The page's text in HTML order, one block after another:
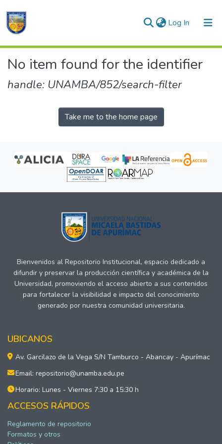
Log In (current)
Communities & Collections
No item found for the identifier
handle: UNAMBA/852/search-filter
Take me to the home page
Bienvenidos al Repositorio Institucional, espacio dedicado a
difundir y preservar la producción científica y académica de la
Universidad, promoviendo el acceso abierto a sus contenidos
para fortalecer la visibilidad e impacto del conocimiento
generado por nuestra comunidad universitaria.
UBICANOS
Av. Garcilazo de la Vega S/N Tamburco - Abancay - Apurímac
Email: repositorio@unamba.edu.pe
Horario: Lunes - Viernes 7:30 a 15:30 h
ACCESOS RÁPIDOS
Reglamento de repositorio
Formatos y otros